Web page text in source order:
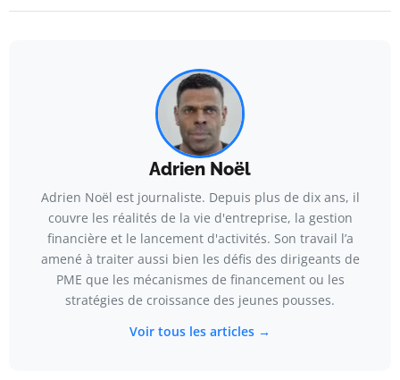
Adrien Noël
Adrien Noël est journaliste. Depuis plus de dix ans, il
couvre les réalités de la vie d'entreprise, la gestion
financière et le lancement d'activités. Son travail l’a
amené à traiter aussi bien les défis des dirigeants de
PME que les mécanismes de financement ou les
stratégies de croissance des jeunes pousses.
Voir tous les articles →